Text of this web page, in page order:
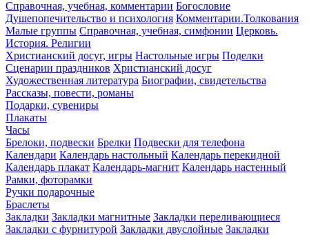
Справочная, учебная, комментарии Богословие
Душепопечительство и психология Комментарии.Толкования
Малые группы Справочная, учебная, симфонии Церковь.
История. Религии
Христианский досуг, игры Настольные игры Поделки
Сценарии праздников Христианский досуг
Художественная литература Биографии, свидетельства
Рассказы, повести, романы
Подарки, сувениры
Плакаты
Часы
Брелоки, подвески Брелки Подвески для телефона
Календари Календарь настольный Календарь перекидной
Календарь плакат Календарь-магнит Календарь настенный
Рамки, фоторамки
Ручки подарочные
Браслеты
Закладки Закладки магнитные Закладки переливающиеся
Закладки с фурнитурой Закладки двуслойные Закладки